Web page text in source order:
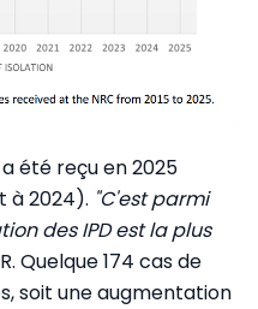
été reçu en 2025
à 2024). "C'est parmi
des IPD est la plus
Quelque 174 cas de
soit une augmentation